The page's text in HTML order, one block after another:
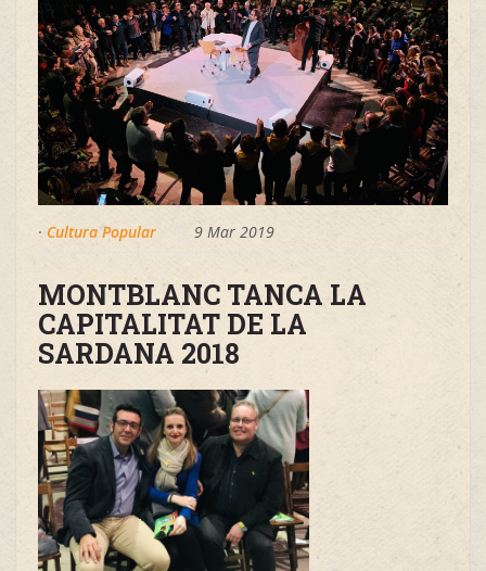
· Cultura Popular 9 Mar 2019
MONTBLANC TANCA LA
CAPITALITAT DE LA
SARDANA 2018